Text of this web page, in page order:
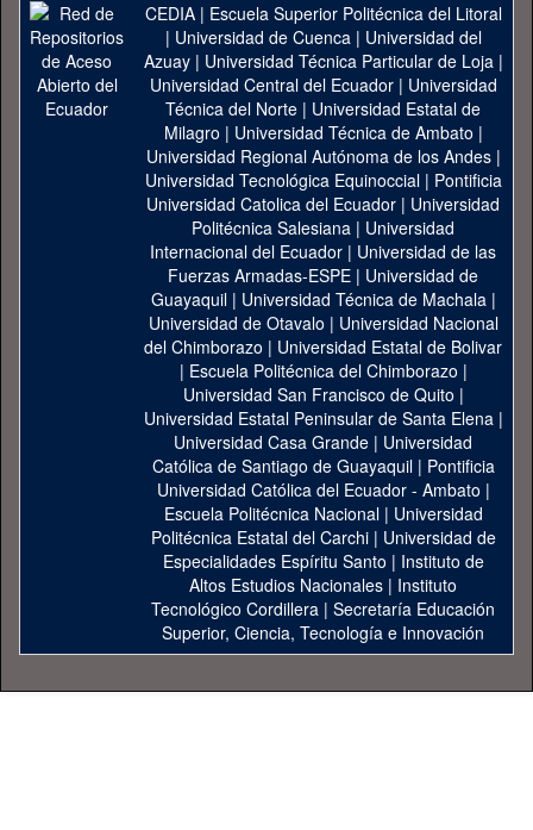
CEDIA| Escuela Superior Politécnica del Litoral
| Universidad de Cuenca| Universidad del
Azuay| Universidad Técnica Particular de Loja|
Universidad Central del Ecuador| Universidad
Técnica del Norte | Universidad Estatal de
Milagro | Universidad Técnica de Ambato |
Universidad Regional Autónoma de los Andes|
Universidad Tecnológica Equinoccial| Pontificia
Universidad Catolica del Ecuador | Universidad
Politécnica Salesiana | Universidad
Internacional del Ecuador | Universidad de las
Fuerzas Armadas-ESPE | Universidad de
Guayaquil| Universidad Técnica de Machala|
Universidad de Otavalo | Universidad Nacional
del Chimborazo | Universidad Estatal de Bolivar
| Escuela Politécnica del Chimborazo |
Universidad San Francisco de Quito |
Universidad Estatal Peninsular de Santa Elena|
Universidad Casa Grande | Universidad
Católica de Santiago de Guayaquil| Pontificia
Universidad Católica del Ecuador - Ambato |
Escuela Politécnica Nacional| Universidad
Politécnica Estatal del Carchi| Universidad de
Especialidades Espíritu Santo | Instituto de
Altos Estudios Nacionales | Instituto
Tecnológico Cordillera | Secretaría Educación
Superior, Ciencia, Tecnología e Innovación